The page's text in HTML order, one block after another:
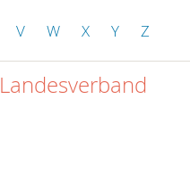
V W X Y Z
Landesverband